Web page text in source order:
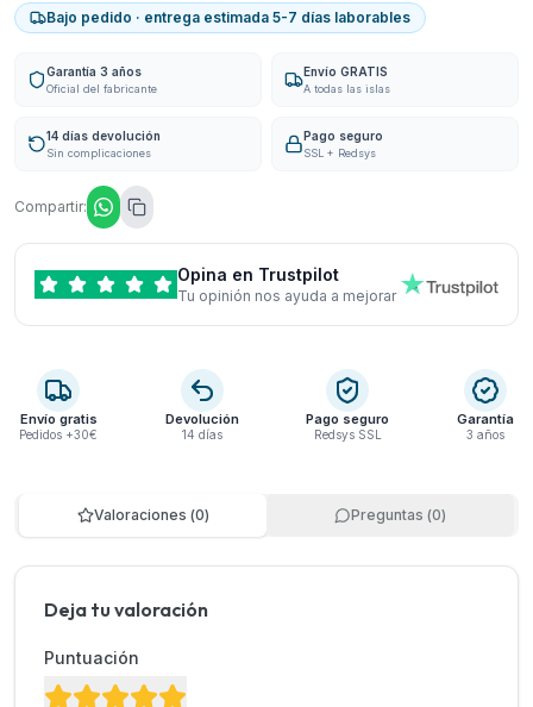
Bajo pedido · entrega estimada 5-7 días laborables
Garantía 3 años
Oficial del fabricante
Envío GRATIS
A todas las islas
14 días devolución
Sin complicaciones
Pago seguro
SSL + Redsys
Compartir:
Opina en Trustpilot
Tu opinión nos ayuda a mejorar
Envío gratis
Pedidos +30€
Devolución
14 días
Pago seguro
Redsys SSL
Garantía
3 años
Valoraciones (0) Preguntas (0)
Deja tu valoración
Puntuación